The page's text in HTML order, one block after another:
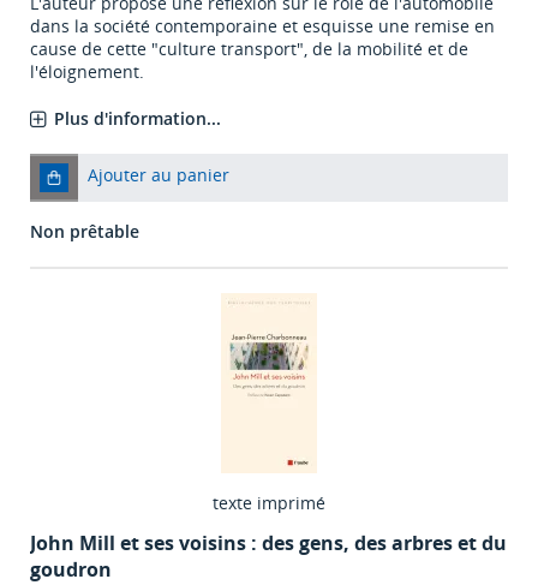
dans la société contemporaine et esquisse une remise en
cause de cette "culture transport", de la mobilité et de
l'éloignement.
Plus d'information...
Ajouter au panier
Non prêtable
texte imprimé
John Mill et ses voisins : des gens, des arbres et du
goudron